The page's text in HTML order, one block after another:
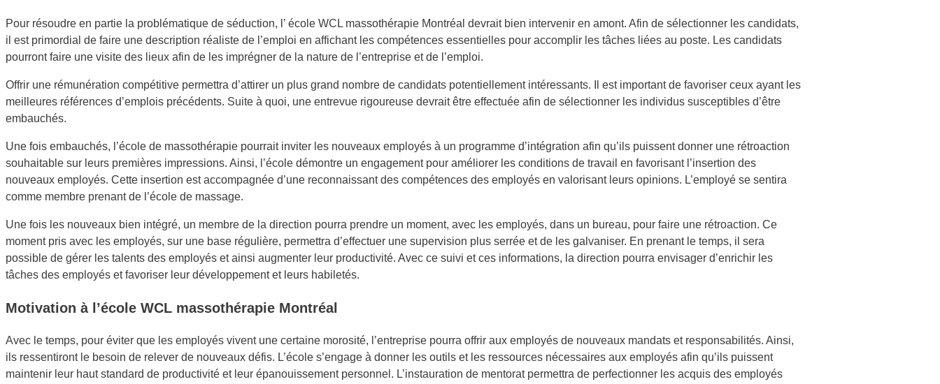
Pour résoudre en partie la problématique de séduction, l’ école WCL massothérapie Montréal devrait bien intervenir en amont. Afin de sélectionner les candidats,
il est primordial de faire une description réaliste de l’emploi en affichant les compétences essentielles pour accomplir les tâches liées au poste. Les candidats
pourront faire une visite des lieux afin de les imprégner de la nature de l’entreprise et de l’emploi.
Offrir une rémunération compétitive permettra d’attirer un plus grand nombre de candidats potentiellement intéressants. Il est important de favoriser ceux ayant les
meilleures références d’emplois précédents. Suite à quoi, une entrevue rigoureuse devrait être effectuée afin de sélectionner les individus susceptibles d’être
embauchés.
Une fois embauchés, l’école de massothérapie pourrait inviter les nouveaux employés à un programme d’intégration afin qu’ils puissent donner une rétroaction
souhaitable sur leurs premières impressions. Ainsi, l’école démontre un engagement pour améliorer les conditions de travail en favorisant l’insertion des
nouveaux employés. Cette insertion est accompagnée d’une reconnaissant des compétences des employés en valorisant leurs opinions. L’employé se sentira
comme membre prenant de l’école de massage.
Une fois les nouveaux bien intégré, un membre de la direction pourra prendre un moment, avec les employés, dans un bureau, pour faire une rétroaction. Ce
moment pris avec les employés, sur une base régulière, permettra d’effectuer une supervision plus serrée et de les galvaniser. En prenant le temps, il sera
possible de gérer les talents des employés et ainsi augmenter leur productivité. Avec ce suivi et ces informations, la direction pourra envisager d’enrichir les
tâches des employés et favoriser leur développement et leurs habiletés.
Motivation à l’école WCL massothérapie Montréal
Avec le temps, pour éviter que les employés vivent une certaine morosité, l’entreprise pourra offrir aux employés de nouveaux mandats et responsabilités. Ainsi,
ils ressentiront le besoin de relever de nouveaux défis. L’école s’engage à donner les outils et les ressources nécessaires aux employés afin qu’ils puissent
maintenir leur haut standard de productivité et leur épanouissement personnel. L’instauration de mentorat permettra de perfectionner les acquis des employés